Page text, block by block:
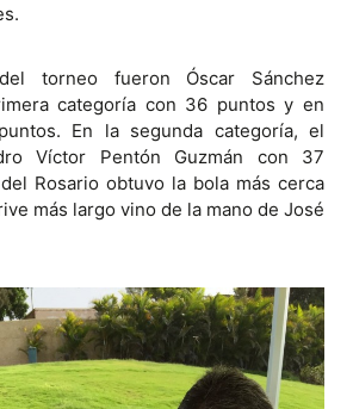
torneo fueron Óscar Sánchez
categoría con 36 puntos y en
En la segunda categoría, el
Víctor Pentón Guzmán con 37
Rosario obtuvo la bola más cerca
más largo vino de la mano de José